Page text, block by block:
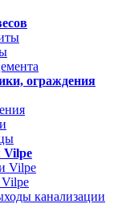
ограждения
Vilpe
Vilpe
канализации